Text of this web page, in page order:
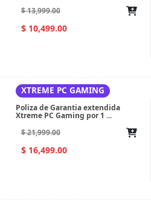
$ 13,999.00
$ 10,499.00
XTREME PC GAMING
Poliza de Garantia extendida
Xtreme PC Gaming por 1 ...
$ 21,999.00
$ 16,499.00